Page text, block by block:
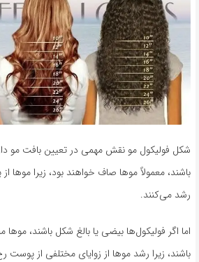
شکل فولیکول مو نقش مهمی در تعیین بافت مو
باشند، معمولاً موها صاف خواهند بود، زیرا
رشد می‌کنند.
اما اگر فولیکول‌ها بیضی یا بالغ شکل باشند،
باشند، زیرا رشد موها از زوایای مختلفی از